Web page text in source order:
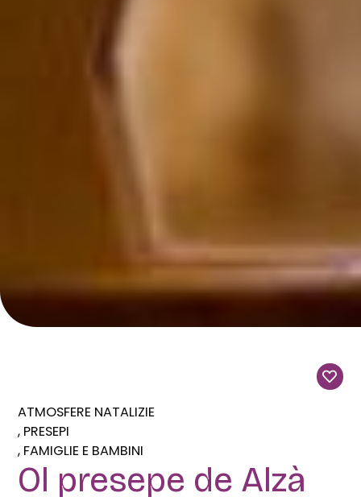
ATMOSFERE NATALIZIE
PRESEPI
FAMIGLIE E BAMBINI
Ol presepe de Alzà